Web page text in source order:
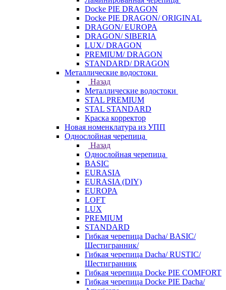
Docke PIE DRAGON
Docke PIE DRAGON/ ORIGINAL
DRAGON/ EUROPA
DRAGON/ SIBERIA
LUX/ DRAGON
PREMIUM/ DRAGON
STANDARD/ DRAGON
Металлические водостоки
Назад
Металлические водостоки
STAL PREMIUM
STAL STANDARD
Краска корректор
Новая номенклатура из УПП
Однослойная черепица
Назад
Однослойная черепица
BASIC
EURASIA
EURASIA (DIY)
EUROPA
LOFT
LUX
PREMIUM
STANDARD
Гибкая черепица Dacha/ BASIC/
Шестигранник/
Гибкая черепица Dacha/ RUSTIC/
Шестигранник
Гибкая черепица Docke PIE COMFORT
Гибкая черепица Docke PIE Dacha/